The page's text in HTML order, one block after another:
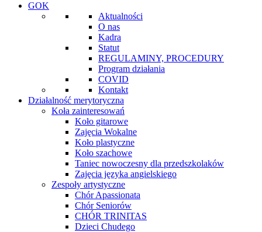
GOK
Aktualności
O nas
Kadra
Statut
REGULAMINY, PROCEDURY
Program działania
COVID
Kontakt
Działalność merytoryczna
Koła zainteresowań
Koło gitarowe
Zajęcia Wokalne
Koło plastyczne
Koło szachowe
Taniec nowoczesny dla przedszkolaków
Zajęcia języka angielskiego
Zespoły artystyczne
Chór Apassionata
Chór Seniorów
CHÓR TRINITAS
Dzieci Chudego